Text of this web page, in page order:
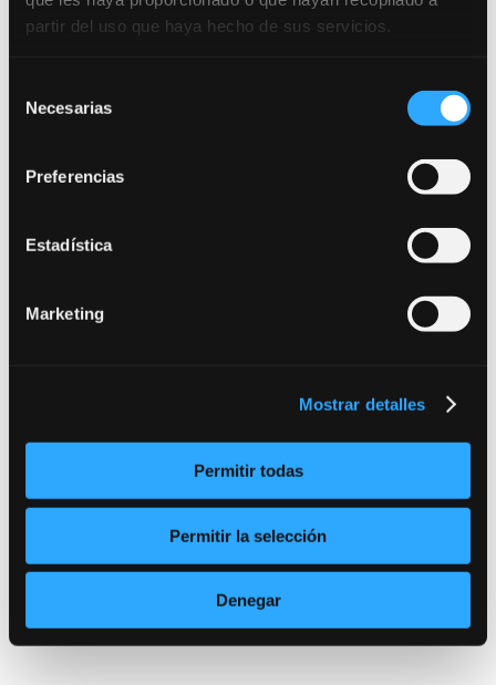
partir del uso que haya hecho de sus servicios.
Necesarias
Preferencias
Estadística
Marketing
Mostrar detalles
Permitir todas
Permitir la selección
Denegar
escenas. Trabaja en la construcción del
personaje y la interacción con tus
tu actuación.
 DÍA 3: MEET THE CAMERA
Familiarízate con los diferentes planos y
ángulos utilizados en el cine. Aprende a
encontrar tu mejor ángulo y a comunicar
cámara con revisión de tomas.
Luces, cámara, ¡acción! Rodaje profesional
de tu escena. Contarás con un equipo
técnico que cuidará cada detalle para
tendrás una escena editada y lista para tu
videobook.